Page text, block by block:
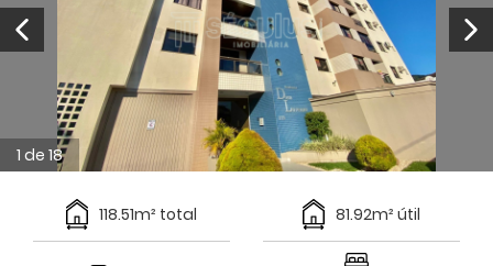
Blog
Anuncie seu imóvel
Sobre a Séculus
Contato
1 de 18
118.51m² total 81.92m² útil